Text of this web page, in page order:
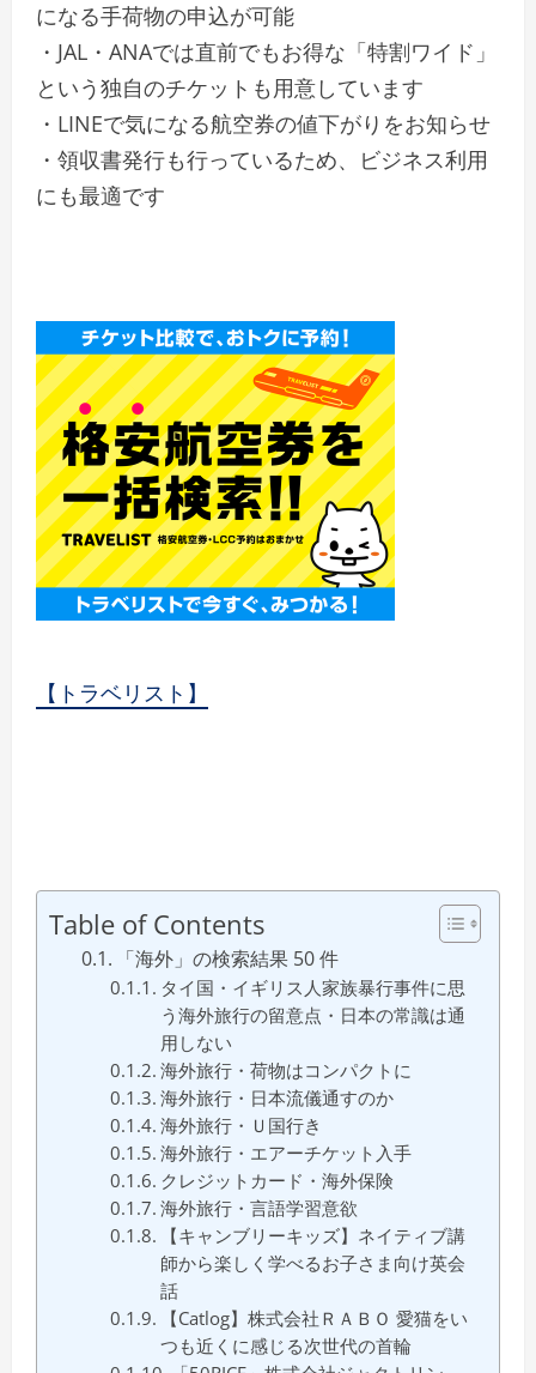
になる手荷物の申込が可能
・JAL・ANAでは直前でもお得な「特割ワイド」
という独自のチケットも用意しています
・LINEで気になる航空券の値下がりをお知らせ
・領収書発行も行っているため、ビジネス利用
にも最適です
【トラベリスト】
Table of Contents
「海外」の検索結果 50 件
タイ国・イギリス人家族暴行事件に思
う海外旅行の留意点・日本の常識は通
用しない
海外旅行・荷物はコンパクトに
海外旅行・日本流儀通すのか
海外旅行・Ｕ国行き
海外旅行・エアーチケット入手
クレジットカード・海外保険
海外旅行・言語学習意欲
【キャンブリーキッズ】ネイティブ講
師から楽しく学べるお子さま向け英会
話
【Catlog】株式会社ＲＡＢＯ 愛猫をい
つも近くに感じる次世代の首輪